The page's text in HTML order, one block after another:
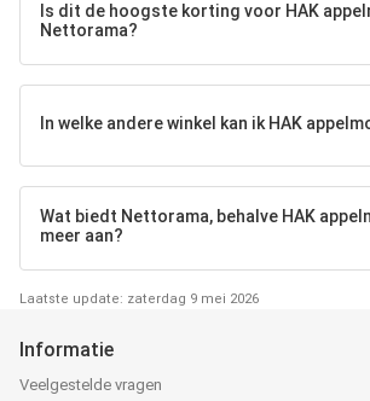
Is dit de hoogste korting voor HAK
Nettorama?
In welke andere winkel kan ik HAK
Wat biedt Nettorama, behalve HAK
meer aan?
Laatste update: zaterdag 9 mei 2026
Informatie
Veelgestelde vragen